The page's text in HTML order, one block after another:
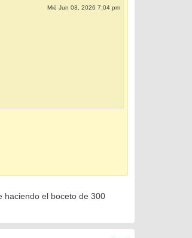
Mié Jun 03, 2026 7:04 pm
haciendo el boceto de 300